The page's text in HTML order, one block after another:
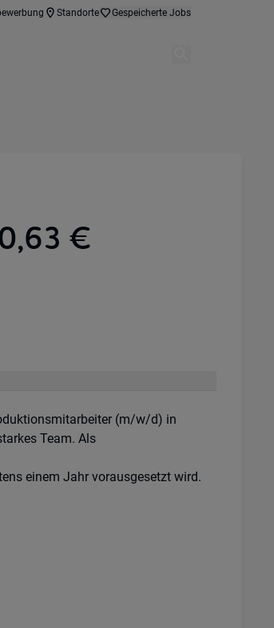
Standorte Gespeicherte Jobs
€
(m/w/d) in
Team. Als
einem Jahr vorausgesetzt wird.